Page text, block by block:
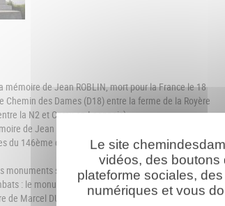
mémoire de Jean ROBLIN, mort pour la France le 18
Chemin des Dames (D18) entre la ferme de la Royère
la N2 et Cerny-en-Laonnois).
de Jean Roblin mort pour la France à l'âge de 19
du 146ème d'Infanterie tombés avec lui le 18 mai
monuments sont érigés à la mémoire de combattants
: le monument à la mémoire de Jean DAULY et le
Marcel DUQUENOY.
Le site
vidéos, des boutons
plateforme sociales,
numériques et vous